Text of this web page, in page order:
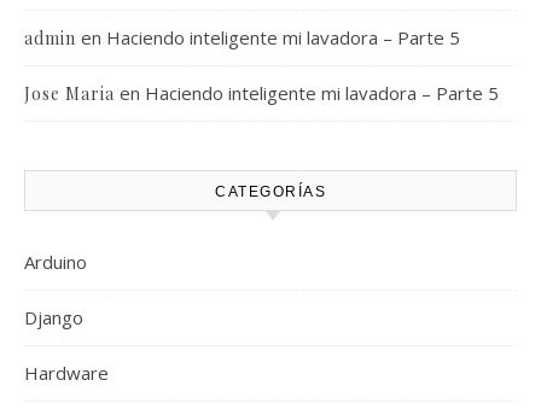
admin en Haciendo inteligente mi lavadora – Parte 5
Jose Maria en Haciendo inteligente mi lavadora – Parte 5
CATEGORÍAS
Arduino
Django
Hardware